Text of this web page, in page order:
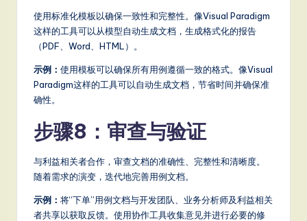
使用标准化模板以确保一致性和完整性。像Visual Paradigm
这样的工具可以从模型自动生成文档，生成格式化的报告
（PDF、Word、HTML）。
示例： 使用模板可以确保所有用例遵循一致的格式。像Visual
Paradigm这样的工具可以自动生成文档，节省时间并确保准
确性。
步骤8：审查与验证
与利益相关者合作，审查文档的准确性、完整性和清晰度。
随着需求的演变，迭代地完善用例文档。
示例： 将“下单”用例文档与开发团队、业务分析师及利益相关
者共享以获取反馈。使用协作工具收集意见并进行必要的修